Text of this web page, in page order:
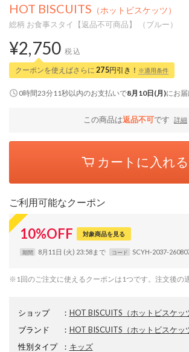
HOT BISCUITS （ホットビスケッツ）
総柄 お食事スタイ【返品不可商品】 （ブルー）
¥2,750 税込
クーポンを使えばさらに 275円引き！ ※適用条件
0時間23分10秒以内のお支払いで8月10日(月)にお届
この商品は返品不可です 詳細
カートに入れる
ご利用可能なクーポン
10%OFF 対象商品を見る
期間 8月11日 (火) 23:58まで コード SCYH-2037-
※1回のご注文に使えるクーポンは1つです。注文後の
ショップ ： HOT BISCUITS（ホットビスケッ
ブランド
： HOT BISCUITS （ホットビスケッ
性別タイプ
： キッズ